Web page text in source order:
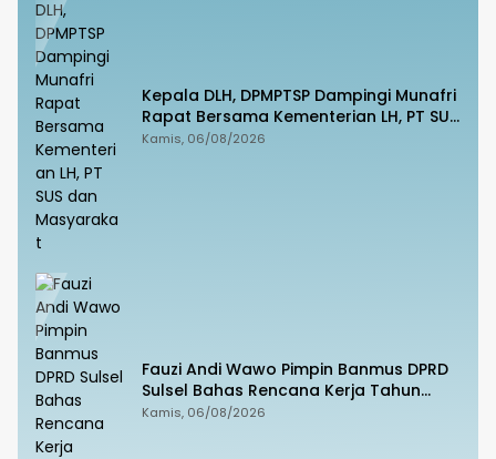
Kepala DLH, DPMPTSP Dampingi Munafri
Rapat Bersama Kementerian LH, PT SUS
dan Masyarakat
Kamis, 06/08/2026
Fauzi Andi Wawo Pimpin Banmus DPRD
Sulsel Bahas Rencana Kerja Tahun
2027
Kamis, 06/08/2026